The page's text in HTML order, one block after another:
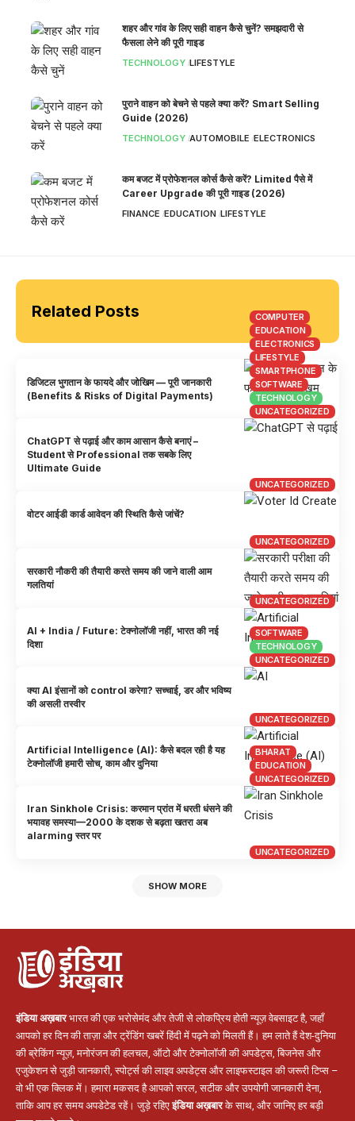
शहर और गांव के लिए सही वाहन कैसे चुनें? समझदारी से
फैसला लेने की पूरी गाइड
TECHNOLOGY LIFESTYLE
पुराने वाहन को बेचने से पहले क्या करें? Smart Selling
Guide (2026)
TECHNOLOGY AUTOMOBILE ELECTRONICS
कम बजट में प्रोफेशनल कोर्स कैसे करें? Limited पैसे में
Career Upgrade की पूरी गाइड (2026)
FINANCE EDUCATION LIFESTYLE
Related Posts
COMPUTER
EDUCATION
ELECTRONICS
LIFESTYLE
SMARTPHONE
SOFTWARE
TECHNOLOGY
UNCATEGORIZED
डिजिटल भुगतान के फायदे और जोखिम — पूरी जानकारी
(Benefits & Risks of Digital Payments)
UNCATEGORIZED
ChatGPT से पढ़ाई और काम आसान कैसे बनाएं –
Student से Professional तक सबके लिए
Ultimate Guide
UNCATEGORIZED
वोटर आईडी कार्ड आवेदन की स्थिति कैसे जांचें?
UNCATEGORIZED
सरकारी नौकरी की तैयारी करते समय की जाने वाली आम
गलतियां
SOFTWARE
TECHNOLOGY
UNCATEGORIZED
AI + India / Future: टेक्नोलॉजी नहीं, भारत की नई
दिशा
UNCATEGORIZED
क्या AI इंसानों को control करेगा? सच्चाई, डर और भविष्य
की असली तस्वीर
BHARAT
EDUCATION
UNCATEGORIZED
Artificial Intelligence (AI): कैसे बदल रही है यह
टेक्नोलॉजी हमारी सोच, काम और दुनिया
UNCATEGORIZED
Iran Sinkhole Crisis: करमान प्रांत में धरती धंसने की
भयावह समस्या—2000 के दशक से बढ़ता खतरा अब
alarming स्तर पर
SHOW MORE
इंडिया अख़बारभारत की एक भरोसेमंद और तेजी से लोकप्रिय होती न्यूज़ वेबसाइट है, जहाँ
आपको हर दिन की ताज़ा और ट्रेंडिंग खबरें हिंदी में पढ़ने को मिलती हैं। हम लाते हैं देश-दुनिया
की ब्रेकिंग न्यूज़, मनोरंजन की हलचल, ऑटो और टेक्नोलॉजी की अपडेट्स, बिजनेस और
एजुकेशन से जुड़ी जानकारी, स्पोर्ट्स की लाइव अपडेट्स और लाइफस्टाइल की जरूरी टिप्स –
वो भी एक क्लिक में। हमारा मकसद है आपको सरल, सटीक और उपयोगी जानकारी देना,
ताकि आप हर समय अपडेटेड रहें। जुड़े रहिएइंडिया अख़बारके साथ, और जानिए हर बड़ी